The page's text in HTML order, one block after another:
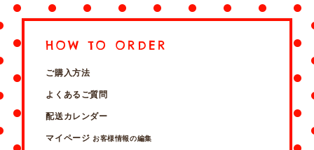
HOW TO ORDER
ご購入方法
よくあるご質問
配送カレンダー
マイページ お客様情報の編集